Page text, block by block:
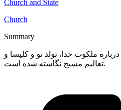
Church and State
Church
Summary
ملکوت خدا، تولد نو و کلیسا و
تعالیم مسیح نگاشته شده است.